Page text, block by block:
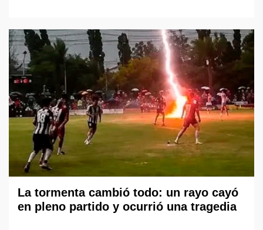
La tormenta cambió todo: un rayo cayó
en pleno partido y ocurrió una tragedia